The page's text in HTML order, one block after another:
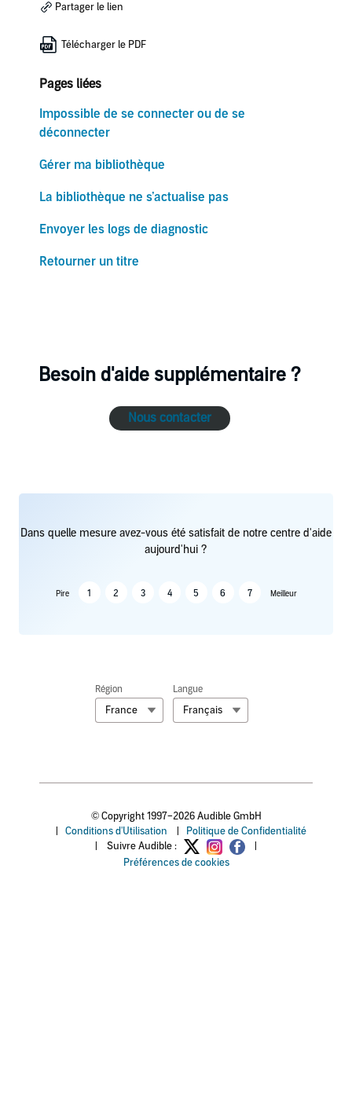
Partager le lien
Télécharger le PDF
Pages liées
Impossible de se connecter ou de se
déconnecter
Gérer ma bibliothèque
La bibliothèque ne s’actualise pas
Envoyer les logs de diagnostic
Retourner un titre
Besoin d'aide supplémentaire ?
Nous contacter
Dans quelle mesure avez-vous été satisfait de notre centre d'aide
aujourd'hui ?
Pire 1 2 3 4 5 6 7 Meilleur
Région
France
Langue
Français
© Copyright 1997–2026 Audible GmbH
Conditions d'Utilisation
Politique de Confidentialité
Suivre Audible :
Préférences de cookies